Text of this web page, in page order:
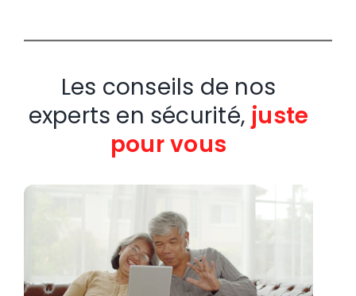
Les conseils de nos
experts en sécurité, juste
pour vous